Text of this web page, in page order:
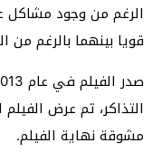
الرغم من وجود مشاكل
قويا بينهما بالرغم من
مشوقة نهاية الفيلم.